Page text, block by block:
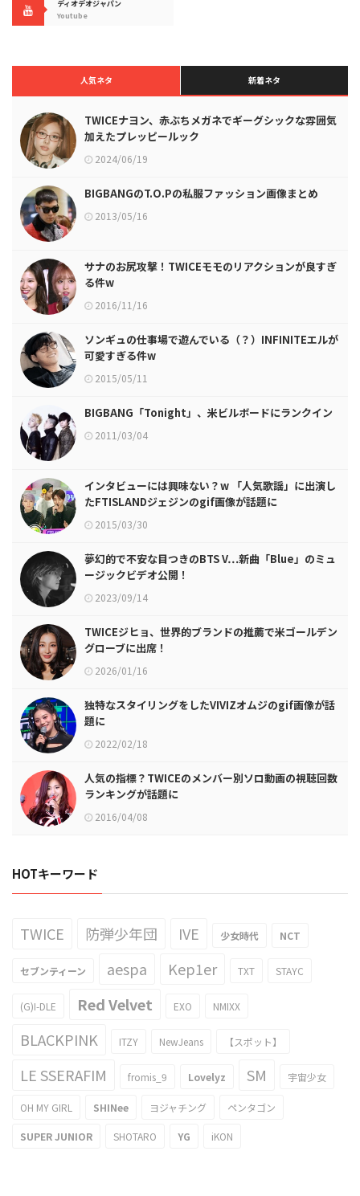
ディオデオジャパン
Youtube
人気ネタ 新着ネタ
TWICEナヨン、赤ぶちメガネでギーグシックな雰囲気
加えたプレッピールック
2024/06/19
BIGBANGのT.O.Pの私服ファッション画像まとめ
2013/05/16
サナのお尻攻撃！TWICEモモのリアクションが良すぎ
る件w
2016/11/16
ソンギュの仕事場で遊んでいる（？）INFINITEエルが
可愛すぎる件w
2015/05/11
BIGBANG「Tonight」、米ビルボードにランクイン
2011/03/04
インタビューには興味ない？w 「人気歌謡」に出演し
たFTISLANDジェジンのgif画像が話題に
2015/03/30
夢幻的で不安な目つきのBTS V…新曲「Blue」のミュ
ージックビデオ公開！
2023/09/14
TWICEジヒョ、世界的ブランドの推薦で米ゴールデン
グローブに出席！
2026/01/16
独特なスタイリングをしたVIVIZオムジのgif画像が話
題に
2022/02/18
人気の指標？TWICEのメンバー別ソロ動画の視聴回数
ランキングが話題に
2016/04/08
HOTキーワード
TWICE 防弾少年団 IVE 少女時代 NCT
セブンティーン aespa Kep1er TXT STAYC
(G)I-DLE Red Velvet EXO NMIXX
BLACKPINK ITZY NewJeans 【スポット】
LE SSERAFIM fromis_9 Lovelyz SM 宇宙少女
OH MY GIRL SHINee ヨジャチング ペンタゴン
SUPER JUNIOR SHOTARO YG iKON